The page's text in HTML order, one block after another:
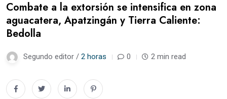
Combate a la extorsión se intensifica en zona
aguacatera, Apatzingán y Tierra Caliente:
Bedolla
Segundo editor / 2 horas 0 2 min read